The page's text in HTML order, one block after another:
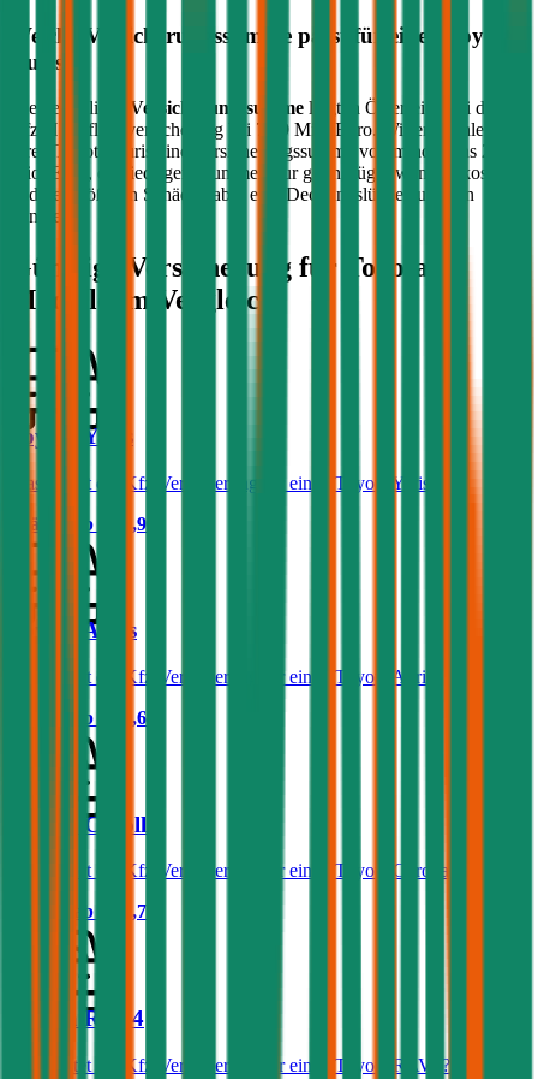
Welche Versicherungssumme passt für einen
Toyota
Auris
Die gesetzliche Versicherungssumme liegt in Österreich bei der
Kfz-Haftpflichtversicherung bei 7,79 Mio. Euro. Wir empfehlen für
Ihren Toyota Auris
eine Versicherungssumme von mindestens 20
Mio. Euro, da niedrigere Summen nur geringfügig weniger kosten
und bei größeren Schäden aber eine Deckungslücke auftreten
könnte.
Günstige Versicherung für
Toyota
Modelle im Vergleich:
Toyota Yaris
Was kostet die Kfz-Versicherung für einen Toyota Yaris?
Prämie ab
€ 29,90
Toyota Auris
Was kostet die Kfz-Versicherung für einen Toyota Auris?
Prämie ab
€ 49,68
Toyota Corolla
Was kostet die Kfz-Versicherung für einen Toyota Corolla?
Prämie ab
€ 32,78
Toyota RAV4
Was kostet die Kfz-Versicherung für einen Toyota RAV4?